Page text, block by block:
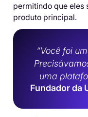
permitindo que eles
produto principal.
“Você foi
uma
Fundador da